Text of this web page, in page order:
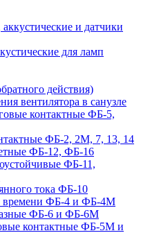
и датчики
для ламп
действия)
вентилятора в санузле
контактные ФБ-5,
ФБ-2, 2М, 7, 13, 14
ФБ-12, ФБ-16
ФБ-11,
тока ФБ-10
времени ФБ-4 и ФБ-4М
ФБ-6 и ФБ-6М
контактные ФБ-5М и